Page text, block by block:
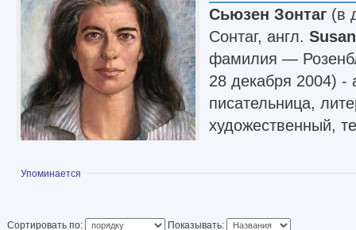
Сьюзен Зонтаг (в
Сонтаг, англ.
фамилия —
28 декабря 2004) -
писательница,
художественный,
премий.
Показать
Упоминается
Сортировать по: Показывать: